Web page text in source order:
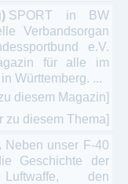
SPORT in BW
Verbandsorgan
e.V.
für alle im
Württemberg. ...
diesem Magazin]
zu diesem Thema]
Neben unser F-40
Geschichte der
den